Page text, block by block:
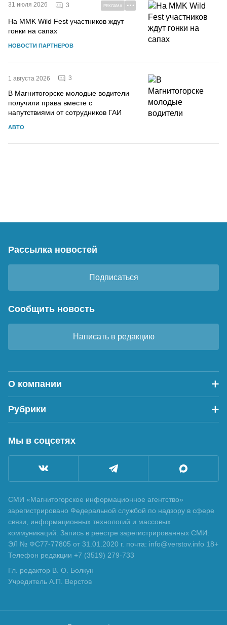
31 июля 2026 3 РЕКЛАМА
На MMK Wild Fest участников ждут
гонки на сапах
НОВОСТИ ПАРТНЕРОВ
1 августа 2026 3
В Магнитогорске молодые водители
получили права вместе с
напутствиями от сотрудников ГАИ
АВТО
Рассылка новостей
Подписаться
Сообщить новость
Написать в редакцию
О компании
Рубрики
Мы в соцсетях
СМИ «Магнитогорское информационное агентство»
зарегистрировано Федеральной службой по надзору в сфере
связи, информационных технологий и массовых
коммуникаций. Запись в реестре зарегистрированных СМИ:
ЭЛ № ФС77-77805 от 31.01.2020 г. почта: info@verstov.info 18+
Телефон редакции +7 (3519) 279-733
Гл. редактор В. О. Болкун
Учредитель А.П. Верстов